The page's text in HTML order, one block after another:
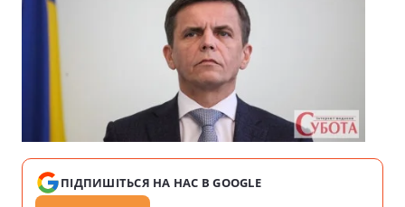
ПІДПИШІТЬСЯ НА НАС В GOOGLE